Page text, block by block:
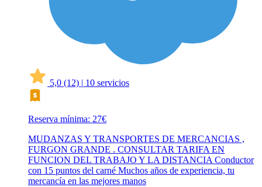
5,0 (12) | 10 servicios
Reserva mínima: 27€
MUDANZAS Y TRANSPORTES DE MERCANCIAS ,
FURGON GRANDE . CONSULTAR TARIFA EN
FUNCION DEL TRABAJO Y LA DISTANCIA Conductor
con 15 puntos del carné Muchos años de experiencia, tu
mercancía en las mejores manos